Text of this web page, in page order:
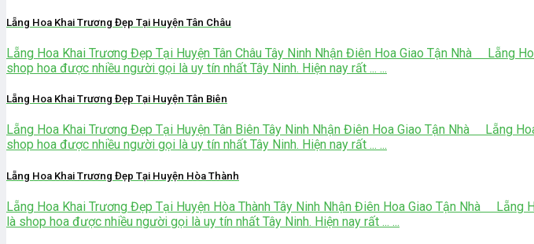
Lẵng Hoa Khai Trương Đẹp Tại Huyện Tân Châu
Lẵng Hoa Khai Trương Đẹp Tại Huyện Tân Châu Tây Ninh Nhận Điên Hoa Giao Tận Nhà Lẵng
shop hoa được nhiều người gọi là uy tín nhất Tây Ninh. Hiện nay rất ... ...
Lẵng Hoa Khai Trương Đẹp Tại Huyện Tân Biên
Lẵng Hoa Khai Trương Đẹp Tại Huyện Tân Biên Tây Ninh Nhận Điên Hoa Giao Tận Nhà Lẵng
shop hoa được nhiều người gọi là uy tín nhất Tây Ninh. Hiện nay rất ... ...
Lẵng Hoa Khai Trương Đẹp Tại Huyện Hòa Thành
Lẵng Hoa Khai Trương Đẹp Tại Huyện Hòa Thành Tây Ninh Nhận Điên Hoa Giao Tận Nhà Lẵng
là shop hoa được nhiều người gọi là uy tín nhất Tây Ninh. Hiện nay rất ... ...